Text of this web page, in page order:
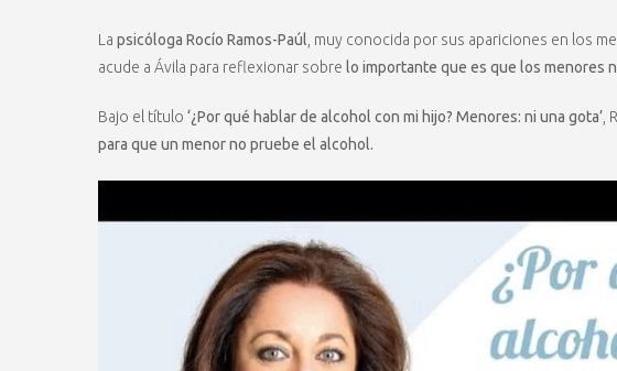
La psicóloga Rocío Ramos-Paúl, muy conocida por sus apariciones en los
acude a Ávila para reflexionar sobre lo importante que es que los menores
Bajo el título ‘¿Por qué hablar de alcohol con mi hijo? Menores: ni una gota’,
para que un menor no pruebe el alcohol.